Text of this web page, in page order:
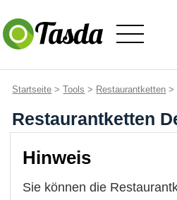
Startseite >Tools > Restaurantketten >
Restaurantketten
Hinweis
Sie können die